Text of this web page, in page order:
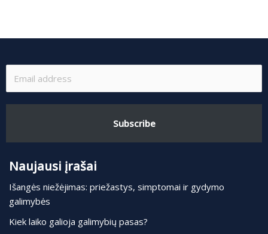
Subscribe
Naujausi įrašai
Išangės niežėjimas: priežastys, simptomai ir gydymo
galimybės
Kiek laiko galioja galimybių pasas?